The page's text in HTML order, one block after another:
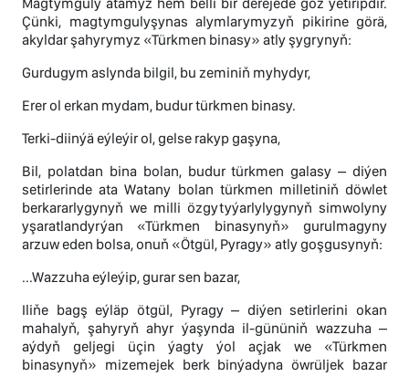
Magtymguly atamyz hem belli bir derejede göz ýetiripdir.
Çünki, magtymgulyşynas alymlarymyzyň pikirine görä,
akyldar şahyrymyz «Türkmen binasy» atly şygrynyň:
Gurdugym aslynda bilgil, bu zeminiň myhydyr,
Erer ol erkan mydam, budur türkmen binasy.
Terki-diinýä eýleýir ol, gelse rakyp gaşyna,
Bil, polatdan bina bolan, budur türkmen galasy – diýen
setirlerinde ata Watany bolan türkmen milletiniň döwlet
berkararlygynyň we milli özgytyýarlylygynyň simwolyny
yşaratlandyrýan «Türkmen binasynyň» gurulmagyny
arzuw eden bolsa, onuň «Ötgül, Pyragy» atly goşgusynyň:
...Wazzuha eýleýip, gurar sen bazar,
Iliňe bagş eýläp ötgül, Pyragy – diýen setirlerini okan
mahalyň, şahyryň ahyr ýaşynda il-gününiň wazzuha –
aýdyň geljegi üçin ýagty ýol açjak we «Türkmen
binasynyň» mizemejek berk binýadyna öwrüljek bazar